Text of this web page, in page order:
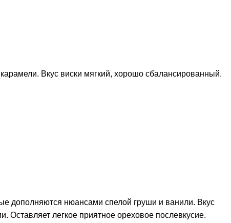
Вкус виски мягкий, хорошо сбалансированный.
дополняются нюансами спелой груши и ванили. Вкус
легкое приятное ореховое послевкусие.